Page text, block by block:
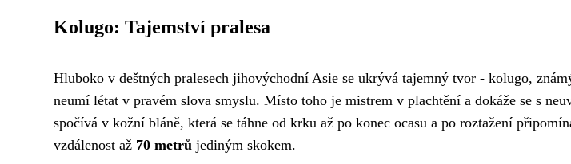
Kolugo: Tajemství pralesa
Hluboko v deštných pralesech jihovýchodní Asie se ukrývá tajemný tvor - kolugo,
neumí létat v pravém slova smyslu. Místo toho je mistrem v plachtění a dokáže se s
spočívá v kožní bláně, která se táhne od krku až po konec ocasu a po roztažení
vzdálenost až 70 metrů jediným skokem.